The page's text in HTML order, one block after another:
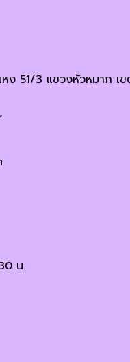
ง 51/3 แขวงหัวหมาก เ
น.